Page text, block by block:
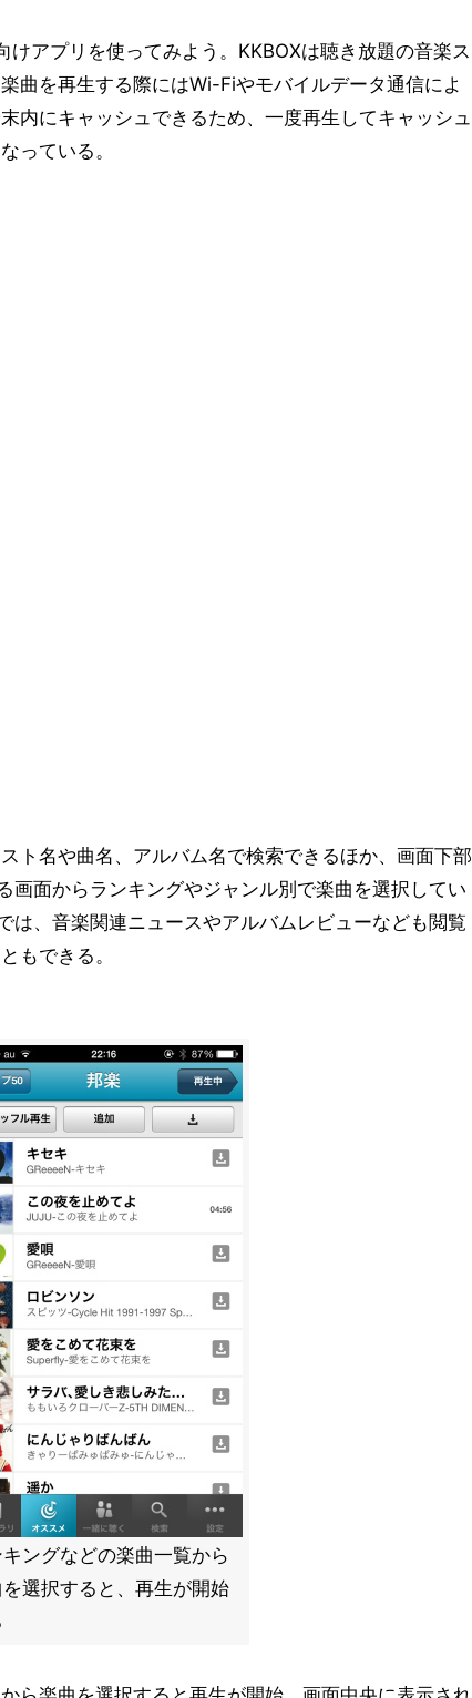
アプリを使ってみよう。KKBOXは聴き放題の音楽ス
曲を再生する際にはWi-Fiやモバイルデータ通信によ
内にキャッシュできるため、一度再生してキャッシュ
っている。
ト名や曲名、アルバム名で検索できるほか、画面下部
画面からランキングやジャンル別で楽曲を選択してい
は、音楽関連ニュースやアルバムレビューなども閲覧
もできる。
ングなどの楽曲一覧から
選択すると、再生が開始